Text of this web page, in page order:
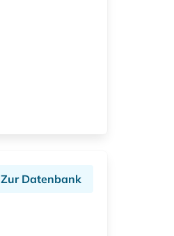
Zur Datenbank